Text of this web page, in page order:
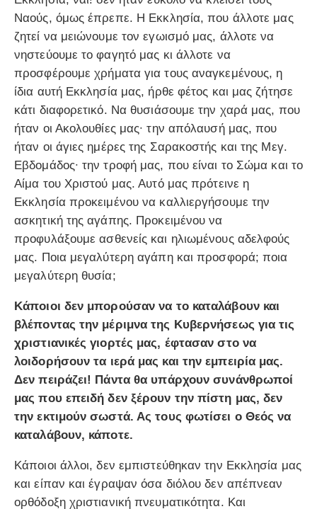
Ναούς, όμως έπρεπε. Η Εκκλησία, που άλλοτε μας
ζητεί να μειώνουμε τον εγωισμό μας, άλλοτε να
νηστεύουμε το φαγητό μας κι άλλοτε να
προσφέρουμε χρήματα για τους αναγκεμένους, η
ίδια αυτή Εκκλησία μας, ήρθε φέτος και μας ζήτησε
κάτι διαφορετικό. Να θυσιάσουμε την χαρά μας, που
ήταν οι Ακολουθίες μας∙ την απόλαυσή μας, που
ήταν οι άγιες ημέρες της Σαρακοστής και της Μεγ.
Εβδομάδος∙ την τροφή μας, που είναι το Σώμα και το
Αίμα του Χριστού μας. Αυτό μας πρότεινε η
Εκκλησία προκειμένου να καλλιεργήσουμε την
ασκητική της αγάπης. Προκειμένου να
προφυλάξουμε ασθενείς και ηλιωμένους αδελφούς
μας. Ποια μεγαλύτερη αγάπη και προσφορά; ποια
μεγαλύτερη θυσία;
Κάποιοι δεν μπορούσαν να το καταλάβουν και
βλέποντας την μέριμνα της Κυβερνήσεως για τις
χριστιανικές γιορτές μας, έφτασαν στο να
λοιδορήσουν τα ιερά μας και την εμπειρία μας.
Δεν πειράζει! Πάντα θα υπάρχουν συνάνθρωποί
μας που επειδή δεν ξέρουν την πίστη μας, δεν
την εκτιμούν σωστά. Ας τους φωτίσει ο Θεός να
καταλάβουν, κάποτε.
Κάποιοι άλλοι, δεν εμπιστεύθηκαν την Εκκλησία μας
και είπαν και έγραψαν όσα διόλου δεν απέπνεαν
ορθόδοξη χριστιανική πνευματικότητα. Και